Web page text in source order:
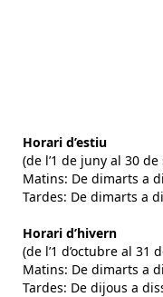
Horari d’estiu
(de l’1 de juny al 30
Matins: De dimarts a
Tardes: De dimarts a
Horari d’hivern
(de l’1 d’octubre al 31
Matins: De dimarts a
Tardes: De dijous a